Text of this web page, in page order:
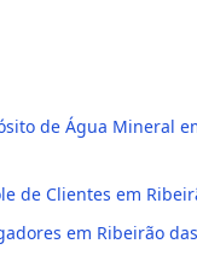
de Água Mineral
de Clientes em
em Ribeirão